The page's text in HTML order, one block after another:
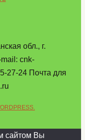
обл., г.
mail: cnk-
27-24 Почта для
сайтом Вы